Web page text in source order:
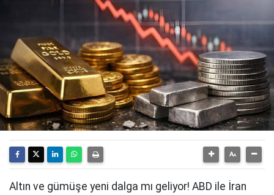
Altın ve gümüşe yeni dalga mı geliyor! ABD ile İran